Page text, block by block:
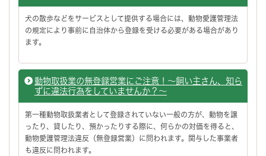
犬の散歩などをサービスとして提供する場合には、動物愛護管理法
の規定により事前に自治体から登録を受ける必要がある場合があり
ます。
動物取扱業の無登録営業にご注意！～飼い主さん、知ら
ずに違法行為をしていませんか？～
第一種動物取扱業者として登録されていない一般の方が、動物を譲
ったり、貸したり、預かったりする際に、何らかの対価を得ると、
動物愛護管理法違反（無登録営業）に問われます。関与した事業者
も違反に問われます。